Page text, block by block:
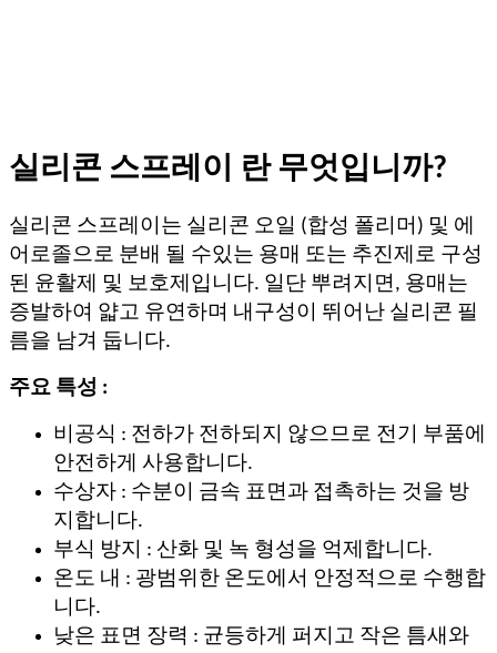
실리콘 스프레이 란 무엇입니까?
실리콘 스프레이는 실리콘 오일 (합성 폴리머) 및 에
어로졸으로 분배 될 수있는 용매 또는 추진제로 구성
된 윤활제 및 보호제입니다. 일단 뿌려지면, 용매는
증발하여 얇고 유연하며 내구성이 뛰어난 실리콘 필
름을 남겨 둡니다.
주요 특성 :
비공식 : 전하가 전하되지 않으므로 전기 부품에
안전하게 사용합니다.
수상자 : 수분이 금속 표면과 접촉하는 것을 방
지합니다.
부식 방지 : 산화 및 녹 형성을 억제합니다.
온도 내 : 광범위한 온도에서 안정적으로 수행합
니다.
낮은 표면 장력 : 균등하게 퍼지고 작은 틈새와